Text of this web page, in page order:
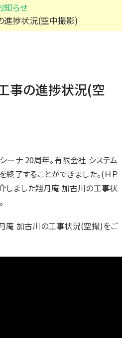
知らせ
捗状況(空中撮影)
の進捗状況(空
ーナ 20周年。有限会社 システム
了することができました。(ＨＰ
しました翔月庵 加古川の工事状
庵 加古川の工事状況(空撮)をご